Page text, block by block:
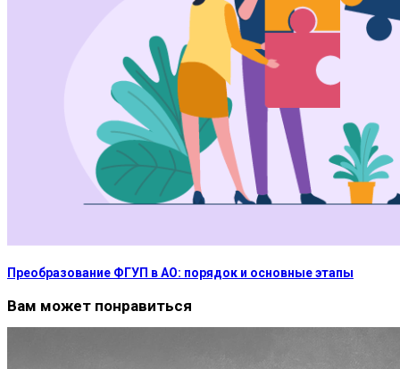
Преобразование ФГУП в АО: порядок и основные этапы
Вам может понравиться